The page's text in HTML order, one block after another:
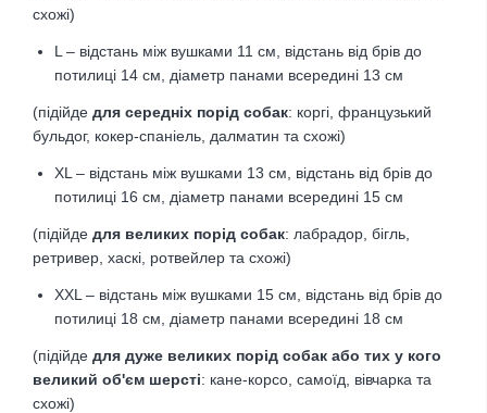
схожі)
L – відстань між вушками 11 см, відстань від брів до
потилиці 14 см
діаметр панами всередині 13 см
(підійде для середніх порід собак: коргі, французький
бульдог, кокер-спаніель, далматин та схожі)
XL – відстань між вушками 13 см, відстань від брів до
потилиці 16 см
діаметр панами всередині 15 см
(підійде для великих порід собак: лабрадор, бігль,
ретривер, хаскі, ротвейлер та схожі)
XXL – відстань між вушками 15 см, відстань від брів до
потилиці 18 см, діаметр панами всередині 18 см
(підійде для дуже великих порід собак або тих у кого
великий об'єм шерсті: кане-корсо, самоїд, вівчарка та
схожі)